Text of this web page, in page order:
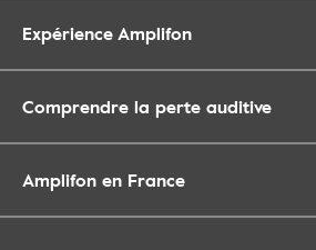
Expérience Amplifon
Comprendre la perte auditive
Amplifon en France